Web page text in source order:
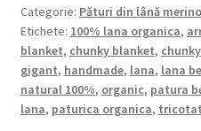
lână
merinos
cu
fir
gigant
70/70
Categorie: Pături din lână
Etichete: 100% lana organica,
blanket, chunky blanket,
gigant, handmade, lana, lana
natural 100%, organic, patura
lana, paturica organica,